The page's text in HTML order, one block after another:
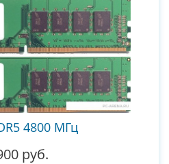
4800 МГц
руб.